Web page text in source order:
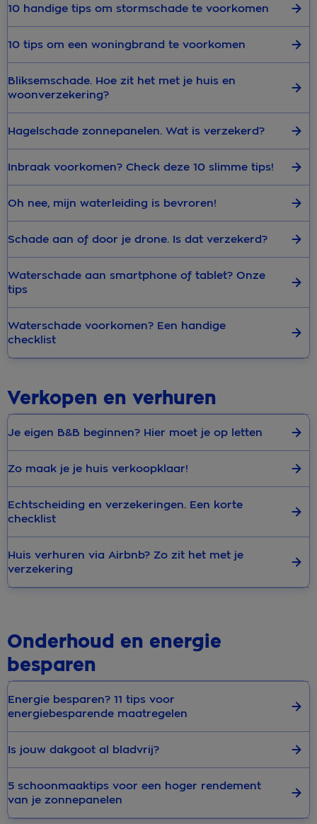
10 handige tips om stormschade te voorkomen
10 tips om een woningbrand te voorkomen
Bliksemschade. Hoe zit het met je huis en
woonverzekering?
Hagelschade zonnepanelen. Wat is verzekerd?
Inbraak voorkomen? Check deze 10 slimme tips!
Oh nee, mijn waterleiding is bevroren!
Schade aan of door je drone. Is dat verzekerd?
Waterschade aan smartphone of tablet? Onze
tips
Waterschade voorkomen? Een handige
checklist
Verkopen en verhuren
Je eigen B&B beginnen? Hier moet je op letten
Zo maak je je huis verkoopklaar!
Echtscheiding en verzekeringen. Een korte
checklist
Huis verhuren via Airbnb? Zo zit het met je
verzekering
Onderhoud en energie
besparen
Energie besparen? 11 tips voor
energiebesparende maatregelen
Is jouw dakgoot al bladvrij?
5 schoonmaaktips voor een hoger rendement
van je zonnepanelen